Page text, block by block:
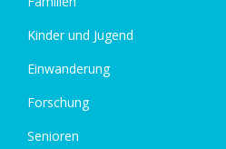
Kinder und Jugend
Einwanderung
Forschung
Senioren